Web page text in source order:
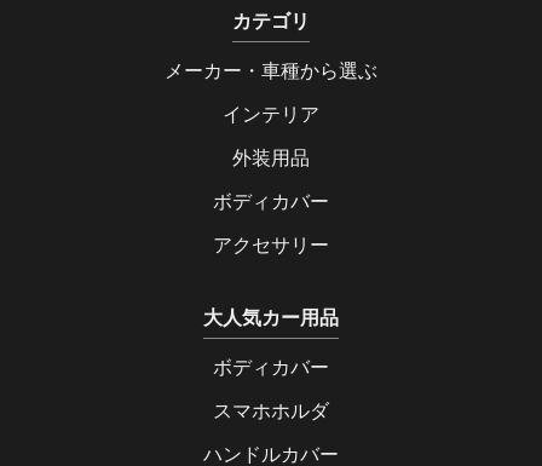
カテゴリ
メーカー・車種から選ぶ
インテリア
外装用品
ボディカバー
アクセサリー
大人気カー用品
ボディカバー
スマホホルダ
ハンドルカバー